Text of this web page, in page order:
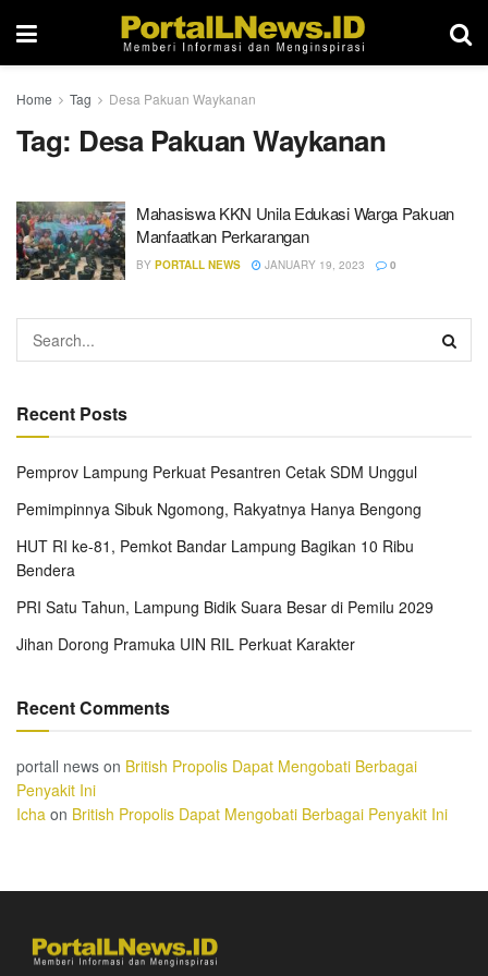
Home Tag Desa Pakuan Waykanan
Tag: Desa Pakuan Waykanan
Mahasiswa KKN Unila Edukasi Warga Pakuan
Manfaatkan Perkarangan
BY PORTALL NEWS JANUARY 19, 2023 0
Recent Posts
Pemprov Lampung Perkuat Pesantren Cetak SDM Unggul
Pemimpinnya Sibuk Ngomong, Rakyatnya Hanya Bengong
HUT RI ke-81, Pemkot Bandar Lampung Bagikan 10 Ribu
Bendera
PRI Satu Tahun, Lampung Bidik Suara Besar di Pemilu 2029
Jihan Dorong Pramuka UIN RIL Perkuat Karakter
Recent Comments
portall news on British Propolis Dapat Mengobati Berbagai
Penyakit Ini
Icha on British Propolis Dapat Mengobati Berbagai Penyakit Ini